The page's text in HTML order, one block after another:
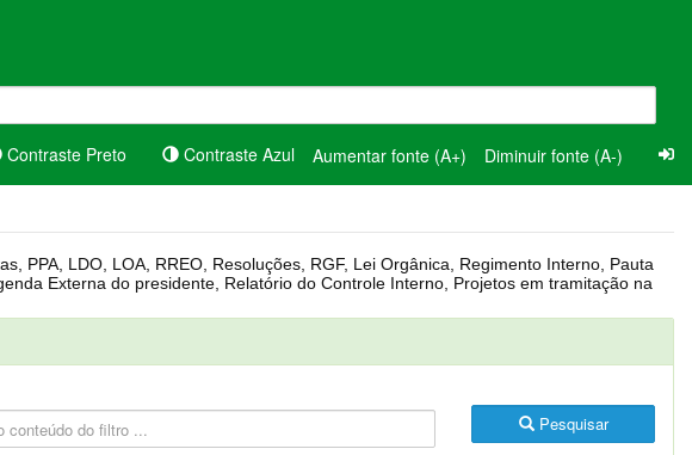
Contraste Preto Contraste Azul Aumentar fonte (A+) Diminuir fonte (A-)
Pesquisar